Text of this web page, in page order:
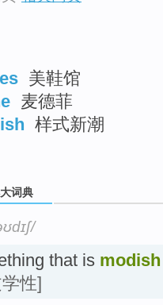
美鞋馆
麦德菲
样式新潮
词典
that is modish
性]